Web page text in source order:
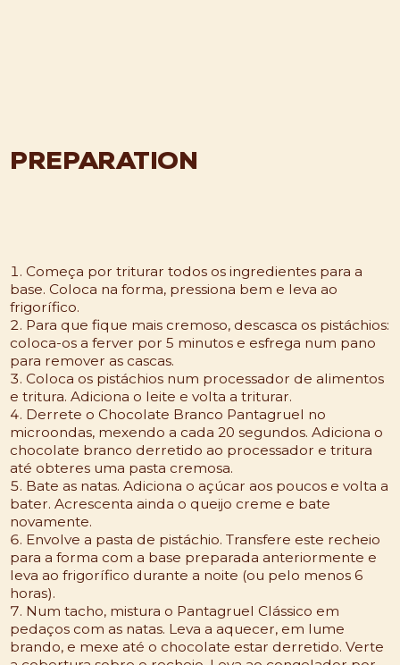
PREPARATION
Começa por triturar todos os ingredientes para a
base. Coloca na forma, pressiona bem e leva ao
frigorífico.
Para que fique mais cremoso, descasca os pistáchios:
coloca-os a ferver por 5 minutos e esfrega num pano
para remover as cascas.
Coloca os pistáchios num processador de alimentos
e tritura. Adiciona o leite e volta a triturar.
Derrete o Chocolate Branco Pantagruel no
microondas, mexendo a cada 20 segundos. Adiciona o
chocolate branco derretido ao processador e tritura
até obteres uma pasta cremosa.
Bate as natas. Adiciona o açúcar aos poucos e volta a
bater. Acrescenta ainda o queijo creme e bate
novamente.
Envolve a pasta de pistáchio. Transfere este recheio
para a forma com a base preparada anteriormente e
leva ao frigorífico durante a noite (ou pelo menos 6
horas).
Num tacho, mistura o Pantagruel Clássico em
pedaços com as natas. Leva a aquecer, em lume
brando, e mexe até o chocolate estar derretido. Verte